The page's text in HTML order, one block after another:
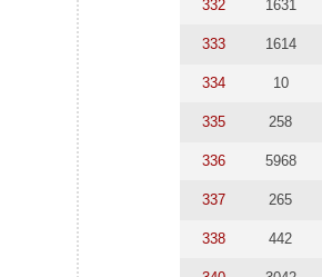
332 1631
333 1614
334 10
335 258
336 5968
337 265
338 442